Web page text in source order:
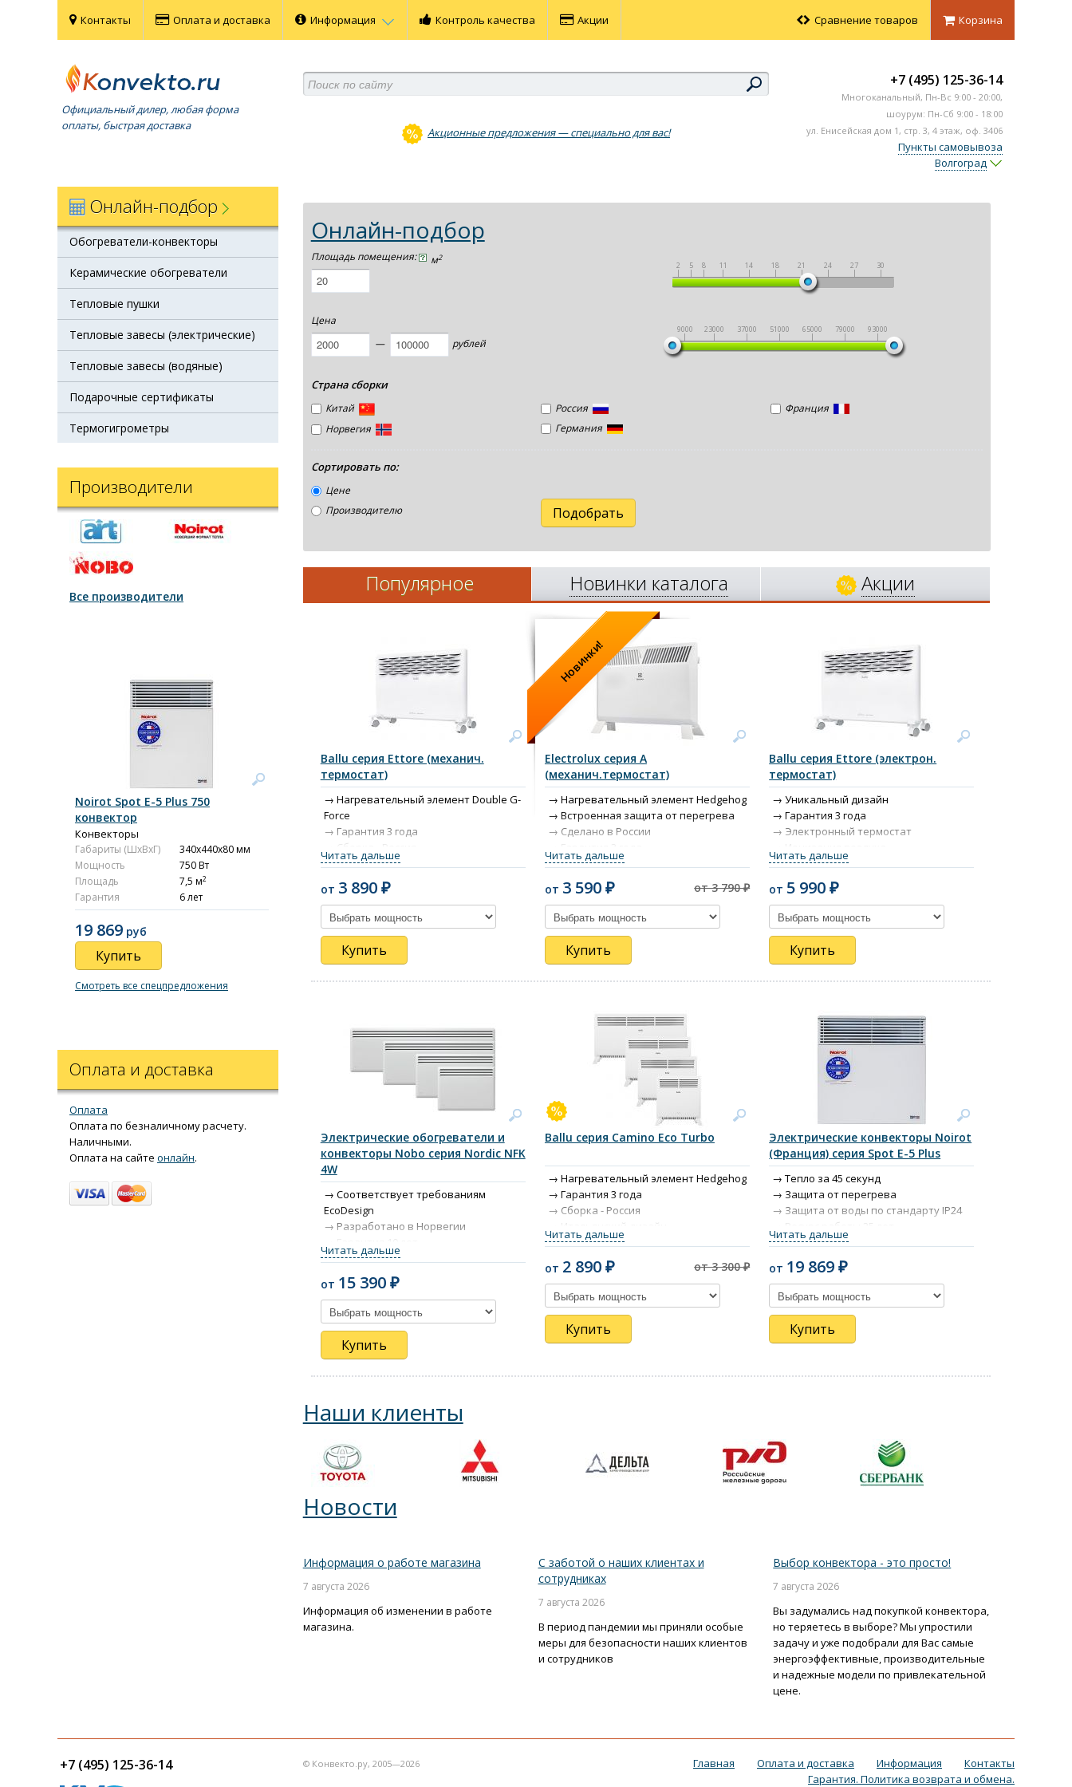
Сравнение товаров Корзина
Контакты Оплата и доставка Информация Контроль качества Акции
Официальный дилер, любая форма
оплаты, быстрая доставка
Акционные предложения — специально для вас!
+7 (495) 125-36-14
Многоканальный, Пн-Вс 9:00 - 20:00,
шоурум: Пн-Сб 9:00 - 18:00
ул. Енисейская дом 1, стр. 3, 4 этаж, оф. 3406
Пункты самовывоза
Волгоград
Онлайн-подбор
Обогреватели-конвекторы
Керамические обогреватели
Тепловые пушки
Тепловые завесы (электрические)
Тепловые завесы (водяные)
Подарочные сертификаты
Термогигрометры
Онлайн-подбор
Площадь помещения: м2
2
|
5
|
8
|
11
|
14
|
18
|
21
|
24
|
27
|
30
|
Цена
—
рублей
9000
|
23000
|
37000
|
51000
|
65000
|
79000
|
93000
|
Страна сборки
Китай
Норвегия
Россия
Германия
Франция
Сортировать по:
Цене
Производителю
Популярное Новинки каталога Акции
Ballu серия Ettore (механич.
термостат)
Нагревательный элемент Double G-
Force
Гарантия 3 года
Сборка - Россия
Итальянский дизайн
Два режима работы
Защита от опрокидывания
Читать дальше
от 3 890 ₽
Купить
Новинки!
Electrolux серия А
(механич.термостат)
Нагревательный элемент Hedgehog
Встроенная защита от перегрева
Сделано в России
Механический термостат
Читать дальше
от 3 590 ₽ от 3 790 ₽
Купить
Ballu серия Ettore (электрон.
термостат)
Уникальный дизайн
Гарантия 3 года
Электронный термостат
Защита от брызг по стандарту IP24
Сделано в России
Читать дальше
от 5 990 ₽
Купить
Электрические обогреватели и
конвекторы Nobo серия Nordic NFK
4W
Соответствует требованиям
EcoDesign
Разработано в Норвегии
Ресурс работы 30 лет
Защита от воды по стандарту IP24
Защита от перегрева
Читать дальше
от 15 390 ₽
Купить
Ballu серия Camino Eco Turbo
Нагревательный элемент Hedgehog
Гарантия 3 года
Сборка - Россия
Защита от опрокидывания
Защита от перегрева
Читать дальше
от 2 890 ₽ от 3 300 ₽
Купить
Электрические конвекторы Noirot
(Франция) серия Spot E-5 Plus
Тепло за 45 секунд
Защита от перегрева
Защита от воды по стандарту IP24
Ресурс работы 25 лет
Ножки в комплекте
Электронный термостат
Сделано во Франции
Гарантия 6 лет
Механическое управление
Читать дальше
от 19 869 ₽
Купить
Наши клиенты
Новости
Информация о работе магазина
7 августа 2026
Информация об изменении в работе
магазина.
С заботой о наших клиентах и
сотрудниках
7 августа 2026
В период пандемии мы приняли особые
меры для безопасности наших клиентов
и сотрудников
Выбор конвектора - это просто!
7 августа 2026
Вы задумались над покупкой конвектора,
но теряетесь в выборе? Мы упростили
задачу и уже подобрали для Вас самые
энергоэффективные, производительные
и надежные модели по привлекательной
цене.
Производители
Все производители
Noirot Spot E-5 Plus 750
конвектор
Конвекторы
Габариты (ШxВxГ)
340x440x80 мм
Мощность
750 Вт
Площадь
7,5 м2
Гарантия 6 лет
19 869 руб
Купить
Смотреть все спецпредложения
Оплата и доставка
Оплата
Оплата по безналичному расчету.
Наличными.
Оплата на сайте онлайн.
Главная Оплата и доставка Информация
Контакты
Гарантия. Политика возврата и обмена.
+7 (495) 125-36-14 © Конвекто.ру, 2005—2026